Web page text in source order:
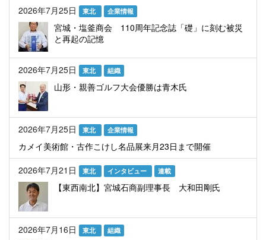
2026年7月25日 東北 企業情報
宮城・塩釜商会 110周年記念誌「礎」に刻む被災
と再起の記憶
2026年7月25日 東北 組織
山形・親善ゴルフ大会優勝は青木氏
2026年7月25日 東北 企業情報
カメイ美術館・古作こけし名品展来月23日まで開催
2026年7月21日
東北 インタビュー 連載
【東西南北】宮城石商副理事長 大和田剛氏
2026年7月16日 東北 組織